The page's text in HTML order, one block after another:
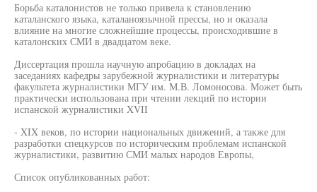
Борьба каталонистов не только привела к становлению
каталанского языка, каталаноязычной прессы, но и оказала
влияние на многие сложнейшие процессы, происходившие в
каталонских СМИ в двадцатом веке.
Диссертация прошла научную апробацию в докладах на
заседаниях кафедры зарубежной журналистики и литературы
факультета журналистики МГУ им. М.В. Ломоносова. Может быть
практически использована при чтении лекций по истории
испанской журналистики XVII
- XIX веков, по истории национальных движений, а также для
разработки спецкурсов по историческим проблемам испанской
журналистики, развитию СМИ малых народов Европы,
Список опубликованных работ: